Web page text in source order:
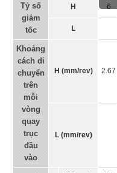
Tỷ số
giảm
tốc
H 6
Ｌ
Khoảng
cách di
chuyển
trên
mỗi
vòng
quay
trục
đầu
vào
H (mm/rev) 2.67
L (mm/rev)